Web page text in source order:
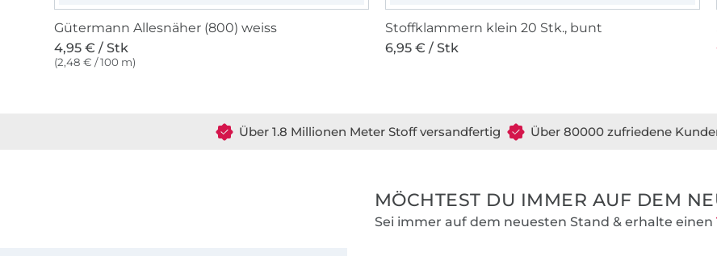
Gütermann Allesnäher (800) weiss
4,95 € / Stk
(2,48 € / 100 m)
Stoffklammern klein 20 Stk., bunt
6,95 € / Stk
Über 1.8 Millionen Meter Stoff versandfertig Über 80000 zufriedene
MÖCHTEST DU IMMER AUF DEM
Sei immer auf dem neuesten Stand & erhalte einen